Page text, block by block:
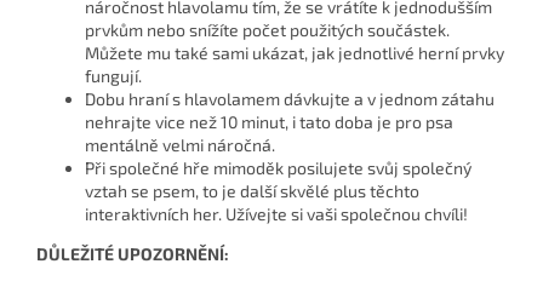
náročnost hlavolamu tím, že se vrátíte k jednodušším
prvkům nebo snížíte počet použitých součástek.
Můžete mu také sami ukázat, jak jednotlivé herní prvky
fungují.
Dobu hraní s hlavolamem dávkujte a v jednom zátahu
nehrajte vice než 10 minut, i tato doba je pro psa
mentálně velmi náročná.
Při společné hře mimoděk posilujete svůj společný
vztah se psem, to je další skvělé plus těchto
interaktivních her. Užívejte si vaši společnou chvíli!
DŮLEŽITÉ UPOZORNĚNÍ: